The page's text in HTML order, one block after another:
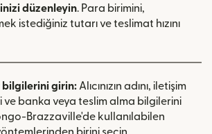
düzenleyin. Para birimini,
istediğiniz tutarı ve teslimat hızını
bilgilerini girin: Alıcınızın adını, iletişim
ve banka veya teslim alma bilgilerini
Brazzaville'de kullanılabilen
birini seçin.